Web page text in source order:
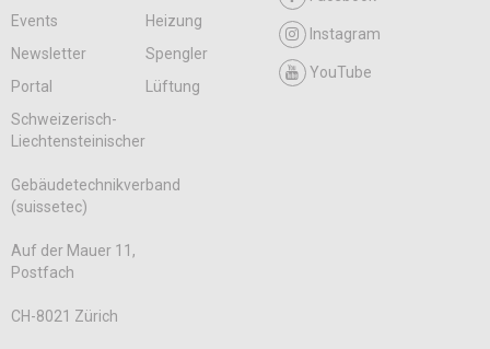
Events
Heizung
Newsletter
Spengler
Portal
Lüftung
Instagram
YouTube
Schweizerisch-
Liechtensteinischer
Gebäudetechnikverband
(suissetec)
Auf der Mauer 11,
Postfach
CH-8021 Zürich